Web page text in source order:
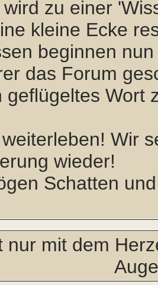
zu einer
kleine Ecke
beginnen
das Forum
geflügeltes Wort
Wir
wieder!
Schatten
nur mit dem